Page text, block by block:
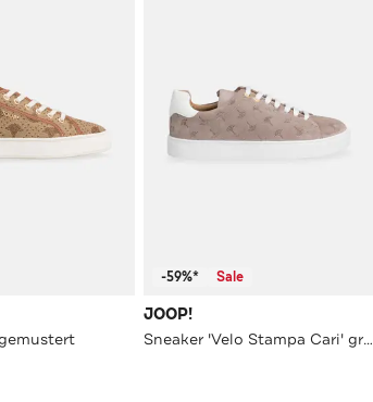
-59%* Sale
JOOP!
Sneaker 'Velo Stampa Cari' greige